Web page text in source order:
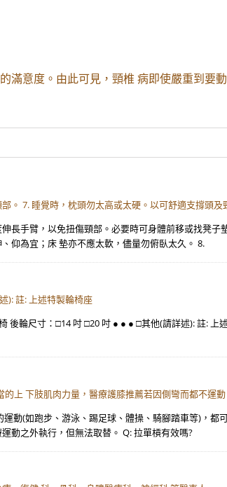
滿意度。由此可見，頸椎 病即使嚴重到要
。 7. 睡覺時，枕頭勿太高或太硬。以可舒適支撐頭
長手臂，以免扭傷頸部。必要時可身體前移或找凳
仰為宜；床 墊亦不應太軟，儘量勿俯臥太久。 8.
): 註: 上述特製輪椅座
後輪尺寸：□14 吋 □20 吋 ● ● ● □其他(請詳述): 註:
的上 下肢肌肉力量，醫療護膝推薦若因側彎而都不運
運動(如跑步、游泳、踢足球、體操、騎腳踏車等)，
動之外執行，但無法取替。 Q: 拉單槓有效嗎?